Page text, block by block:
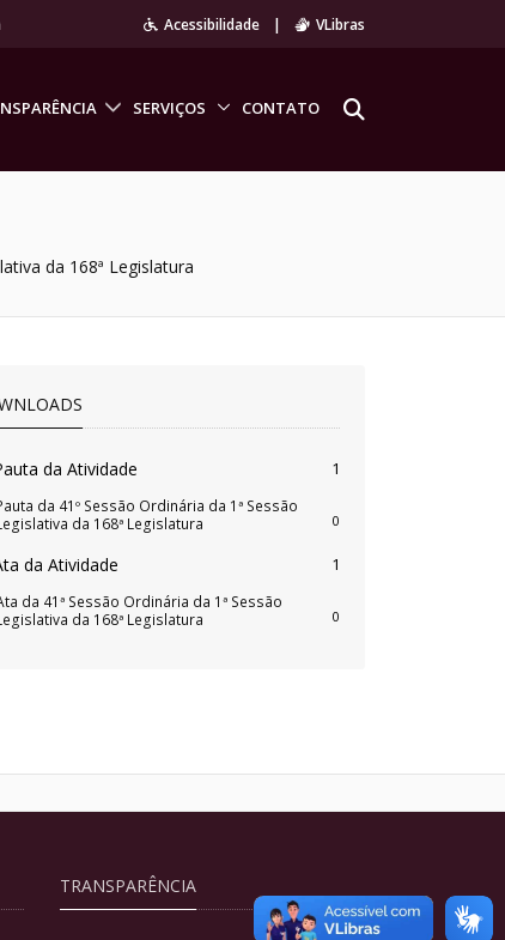
Acessibilidade | VLibras
SERVIÇOS CONTATO
da 168ª Legislatura
da Atividade 1
da 41º Sessão Ordinária da 1ª Sessão
da 168ª Legislatura
0
da Atividade 1
da 41ª Sessão Ordinária da 1ª Sessão
da 168ª Legislatura
0
TRANSPARÊNCIA